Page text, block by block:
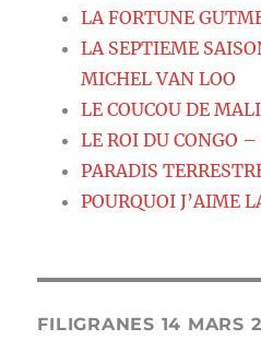
LA FORTUNE
LA SEPTIEME
MICHEL VAN LOO
LE COUCOU DE
LE ROI DU CONGO –
PARADIS
POURQUOI J’AIME
FILIGRANES 14 MARS